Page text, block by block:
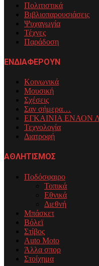
Πολιτιστικά
Βιβλιοπαρουσιάσεις
Ψυχαγωγία
Τέχνες
Παράδοση
ΕΝΔΙΑΦΕΡΟΥΝ
Κοινωνικά
Μουσική
Σχέσεις
Σαν σήμερα…
ΕΓΚΑΙΝΙΑ ΕΝΑΟΝ
Τεχνολογία
Διατροφή
ΑΘΛΗΤΙΣΜΟΣ
Ποδόσφαιρο
Τοπικά
Εθνικά
Διεθνή
Μπάσκετ
Βόλεϊ
Στίβος
Auto Moto
Άλλα σπορ
Στοίχημα